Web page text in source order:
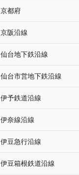
京都府
京阪沿線
仙台地下鉄沿線
仙台市営地下鉄沿線
伊予鉄道沿線
伊奈線沿線
伊豆急行沿線
伊豆箱根鉄道沿線